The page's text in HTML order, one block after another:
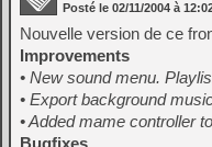
Posté le 02/11/2004 à
Nouvelle version de ce
Improvements
• New sound menu.
• Export background
• Added mame controller
Bugfixes